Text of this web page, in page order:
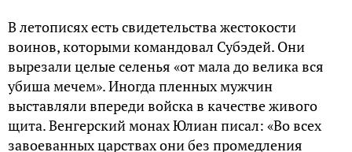
В летописях есть свидетельства жестокости
воинов, которыми командовал Субэдей. Они
вырезали целые селенья «от мала до велика вся
убиша мечем». Иногда пленных мужчин
выставляли впереди войска в качестве живого
щита. Венгерский монах Юлиан писал: «Во всех
завоеванных царствах они без промедления